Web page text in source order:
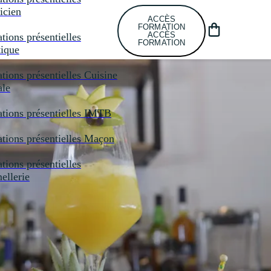
présentielles
présentielles Cuisine
présentielles IMTB
présentielles Maçon
présentielles
ACCÈS
FORMATION
ACCÈS
FORMATION